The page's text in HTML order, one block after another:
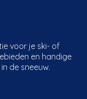
voor je ski- of
en handige
de sneeuw.